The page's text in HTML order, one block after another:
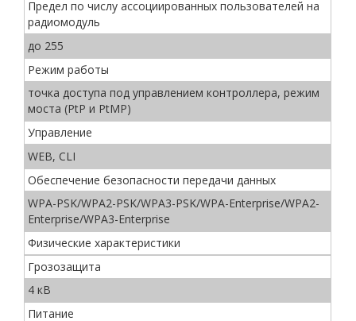
Предел по числу ассоциированных пользователей на
радиомодуль
до 255
Режим работы
точка доступа под управлением контроллера, режим
моста (PtP и PtMP)
Управление
WEB, CLI
Обеспечение безопасности передачи данных
WPA-PSK/WPA2-PSK/WPA3-PSK/WPA-Enterprise/WPA2-
Enterprise/WPA3-Enterprise
Физические характеристики
Грозозащита
4 кВ
Питание